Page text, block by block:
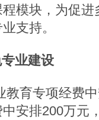
模块，为促
支持。
业建设
育专项经费中
安排200万元